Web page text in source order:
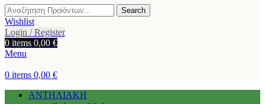
Search
Wishlist
Login / Register
0 items 0,00 €
Menu
0 items 0,00 €
ΑΝΤΗΛΙΑΚΗ